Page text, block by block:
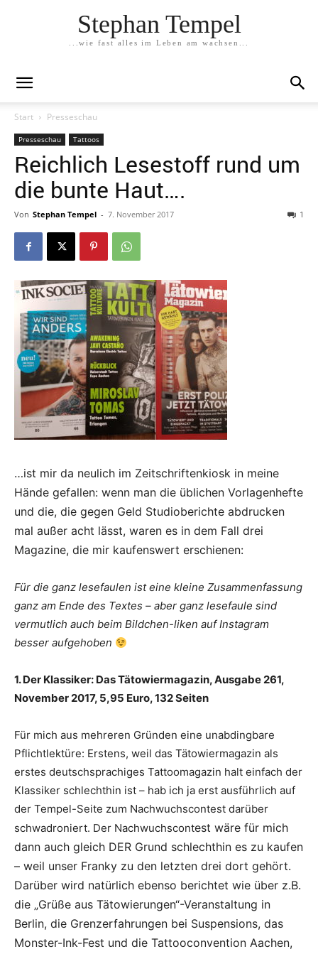
Stephan Tempel
...wie fast alles im Leben am wachsen...
Start Presseschau
Presseschau Tattoos
Reichlich Lesestoff rund um
die bunte Haut….
Von Stephan Tempel - 7. November 2017 1
…ist mir da neulich im Zeitschriftenkiosk in meine
Hände gefallen: wenn man die üblichen Vorlagenhefte
und die, die gegen Geld Studioberichte abdrucken
mal außer acht lässt, waren es in dem Fall drei
Magazine, die mir kaufenswert erschienen:
Für die ganz lesefaulen ist eine kleine Zusammenfassung
ganz am Ende des Textes – aber ganz lesefaule sind
vermutlich auch beim Bildchen-liken auf Instagram
besser aufgehoben
1. Der Klassiker: Das Tätowiermagazin, Ausgabe 261,
November 2017, 5,95 Euro, 132 Seiten
Für mich aus mehreren Gründen eine unabdingbare
Pflichtlektüre: Erstens, weil das Tätowiermagazin als
erstes deutschsprachiges Tattoomagazin halt einfach der
Klassiker schlechthin ist – hab ich ja erst ausführlich auf
der Tempel-Seite zum Nachwuchscontest darüber
schwadroniert. Der Nachwuchscontest wäre für mich
dann auch gleich DER Grund schlechthin es zu kaufen
– weil unser Franky zu den letzten drei dort gehört.
Darüber wird natürlich ebenso berichtet wie über z.B.
die „Grüße aus Tätowierungen“-Veranstaltung in
Berlin, die Grenzerfahrungen bei Suspensions, das
Monster-Ink-Fest und die Tattooconvention Aachen,